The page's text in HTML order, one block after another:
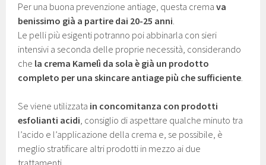
Per una buona prevenzione antiage, questa cremava
benissimo già a partire dai 20-25 anni.
Le pelli più esigenti potranno poi abbinarla con sieri
intensivi a seconda delle proprie necessità, considerando
che la crema Kamelì da sola è già un prodotto
completo per una skincare antiage più che sufficiente.
Se viene utilizzata in concomitanza con prodotti
esfolianti acidi, consiglio di aspettare qualche minuto tra
l’acido e l’applicazione della crema e, se possibile, è
meglio stratificare altri prodotti in mezzo ai due